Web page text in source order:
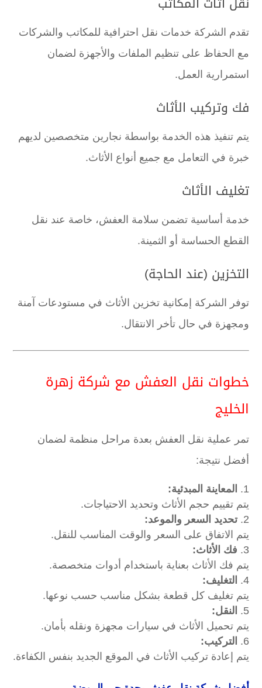
تقدم الشركة خدمات نقل احترافية للمكاتب والشركات
مع الحفاظ على تنظيم الملفات والأجهزة لضمان
استمرارية العمل.
فك وتركيب الأثاث
يتم تنفيذ هذه الخدمة بواسطة نجارين متخصصين لديهم
خبرة في التعامل مع جميع أنواع الأثاث.
تغليف الأثاث
خدمة أساسية تضمن سلامة العفش، خاصة عند نقل
القطع الحساسة أو الثمينة.
التخزين (عند الحاجة)
توفر الشركة إمكانية تخزين الأثاث في مستودعات آمنة
ومجهزة في حال تأخر الانتقال.
خطوات نقل العفش مع شركة زهرة
الخليج
تمر عملية نقل العفش بعدة مراحل منظمة لضمان
أفضل نتيجة:
المعاينة المبدئية:
يتم تقييم حجم الأثاث وتحديد الاحتياجات.
تحديد السعر والموعد:
يتم الاتفاق على السعر والوقت المناسب للنقل.
فك الأثاث:
يتم فك الأثاث بعناية باستخدام أدوات متخصصة.
التغليف:
يتم تغليف كل قطعة بشكل مناسب حسب نوعها.
النقل:
يتم تحميل الأثاث في سيارات مجهزة ونقله بأمان.
التركيب:
يتم إعادة تركيب الأثاث في الموقع الجديد بنفس الكفاءة.